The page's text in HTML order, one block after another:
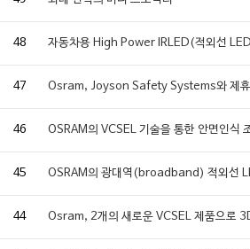
48 자동차용 High Power IRLED(적외선
47 Osram, Joyson Safety Systems와 제휴
46 OSRAM의 VCSEL 기술을 통한 안면인식
45 OSRAM의 광대역(broadband) 적외선
44 Osram, 2개의 새로운 VCSEL 제품으로